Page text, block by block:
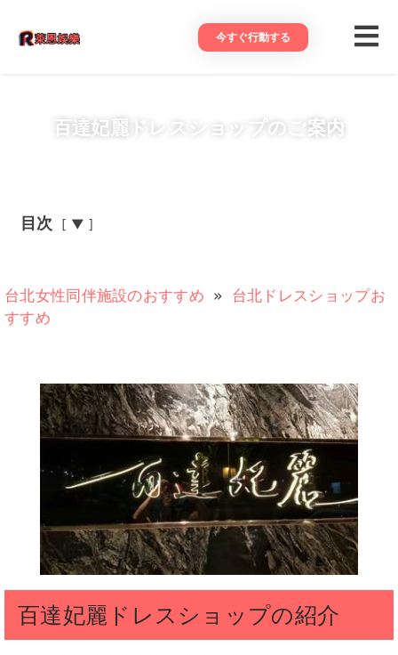
今すぐ行動する
百達妃麗ドレスショップのご案内
目次 ▼
台北女性同伴施設のおすすめ » 台北ドレスショップお
すすめ
百達妃麗ドレスショップの紹介